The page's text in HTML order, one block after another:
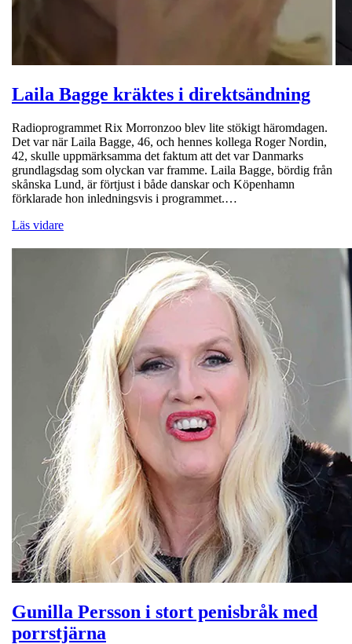
Laila Bagge kräktes i direktsändning
Radioprogrammet Rix Morronzoo blev lite stökigt häromdagen.
Det var när Laila Bagge, 46, och hennes kollega Roger Nordin,
42, skulle uppmärksamma det faktum att det var Danmarks
grundlagsdag som olyckan var framme. Laila Bagge, bördig från
skånska Lund, är förtjust i både danskar och Köpenhamn
förklarade hon inledningsvis i programmet.…
Läs vidare
Gunilla Persson i stort penisbråk med
porrstjärna